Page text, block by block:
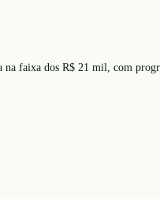
faixa dos R$ 21 mil, com